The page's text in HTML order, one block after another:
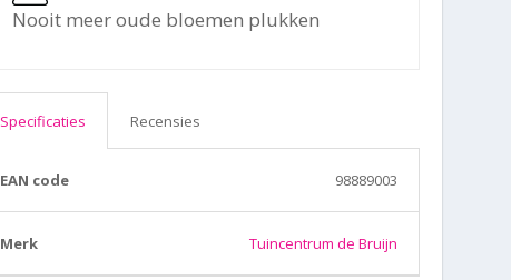
Nooit meer oude bloemen plukken
Specificaties Recensies
EAN code 98889003
Merk Tuincentrum de Bruijn